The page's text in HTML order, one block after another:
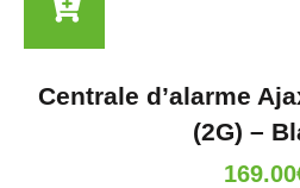
Centrale d’alarme
(2G) –
169.00